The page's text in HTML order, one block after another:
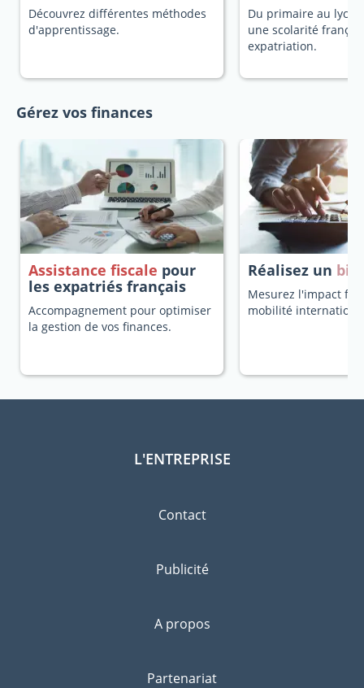
Découvrez différentes méthodes
d'apprentissage.
Du primaire au
une scolarité
expatriation.
Gérez vos finances
Assistance fiscale pour
les expatriés français
Accompagnement pour optimiser
la gestion de vos finances.
Réalisez un
Mesurez l'impact
mobilité
L'ENTREPRISE
Contact
Publicité
A propos
Partenariat